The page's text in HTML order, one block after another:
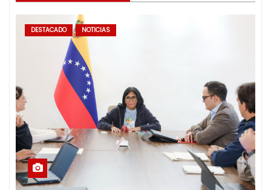
DESTACADO NOTICIAS